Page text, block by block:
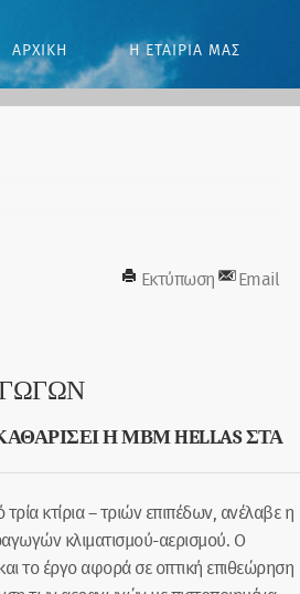
ΑΡΧΙΚΗ Η ΕΤΑΙΡΙΑ ΜΑΣ
Εκτύπωση Email
Η ΜΒΜ HELLAS ΣΤΑ
κτίρια – τριών επιπέδων, ανέλαβε η
κλιματισμού-αερισμού. Ο
το έργο αφορά σε οπτική επιθεώρηση